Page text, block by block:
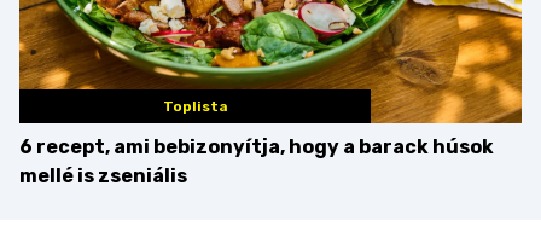
Toplista
6 recept, ami bebizonyítja, hogy a barack húsok
mellé is zseniális